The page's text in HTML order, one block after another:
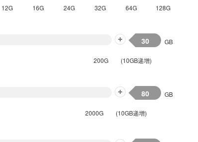
12G 16G 24G 32G 64G 128G
GB
200G (10GB递增)
GB
2000G (10GB递增)